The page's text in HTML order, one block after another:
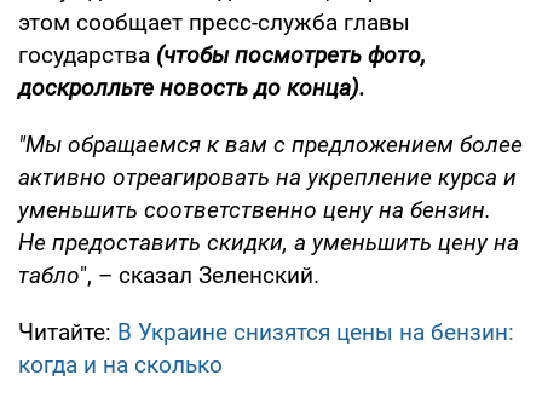
этом сообщает пресс-служба главы
государства (чтобы посмотреть фото,
доскролльте новость до конца).
"Мы обращаемся к вам с предложением более
активно отреагировать на укрепление курса и
уменьшить соответственно цену на бензин.
Не предоставить скидки, а уменьшить цену на
табло", – сказал Зеленский.
Читайте: В Украине снизятся цены на бензин:
когда и на сколько